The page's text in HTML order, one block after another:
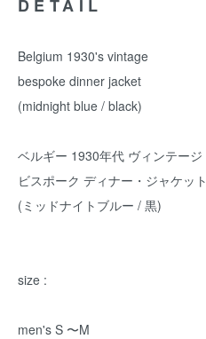
DETAIL
Belgium 1930's vintage
bespoke dinner jacket
(midnight blue / black)
ベルギー 1930年代 ヴィンテージ
ビスポーク ディナー・ジャケット
(ミッドナイトブルー / 黒)
size :
men's S 〜M